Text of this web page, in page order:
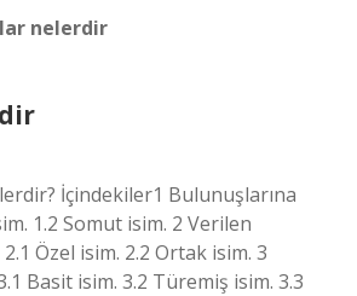
nelerdir
İçindekiler1 Bulunuşlarına
1.2 Somut isim. 2 Verilen
Özel isim. 2.2 Ortak isim. 3
Basit isim. 3.2 Türemiş isim. 3.3